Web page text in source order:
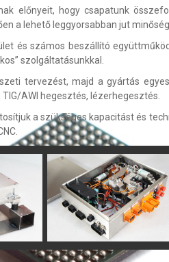
előnyeit, hogy csapatunk
a lehető leggyorsabban jut
és számos beszállító
szolgáltatásunkkal.
tervezést, majd a gyártás
AWI hegesztés, lézerhegesztés.
a szükséges kapacitást és